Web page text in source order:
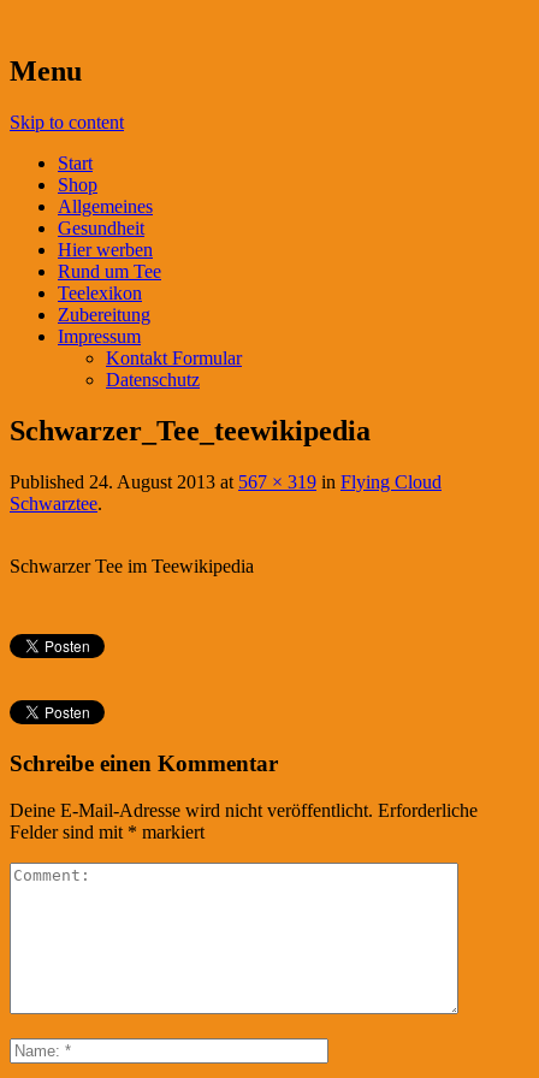
Menu
Skip to content
Start
Shop
Allgemeines
Gesundheit
Hier werben
Rund um Tee
Teelexikon
Zubereitung
Impressum
Kontakt Formular
Datenschutz
Schwarzer_Tee_teewikipedia
Published 24. August 2013 at 567 × 319 in Flying Cloud
Schwarztee.
Schwarzer Tee im Teewikipedia
Schreibe einen Kommentar
Deine E-Mail-Adresse wird nicht veröffentlicht. Erforderliche
Felder sind mit * markiert